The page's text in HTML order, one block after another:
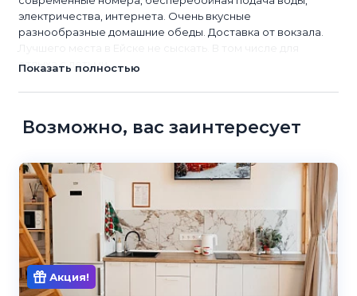
электричества, интернета. Очень вкусные
разнообразные домашние обеды. Доставка от вокзала.
отдыха с детьми.
Показать полностью
Возможно, вас заинтересует
Акция!